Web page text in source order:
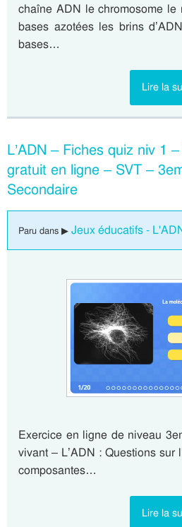
chaîne ADN le chromosome
bases azotées les brins
bases…
Lire la
L’ADN – Fiches quiz niv 1
gratuit en ligne – SVT –
Secondaire
Paru dans ▶ Jeux éducatifs -
Exercice en ligne de niveau
vivant – L’ADN : Questions sur
composantes…
Lire la